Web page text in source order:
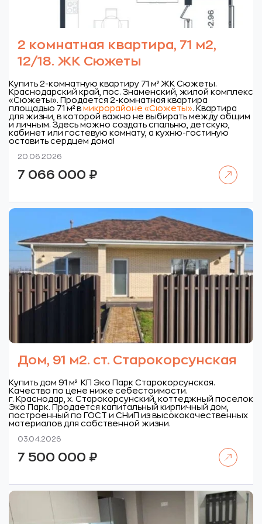
2 комнатная квартира, 71 м2,
12/18. ЖК Сюжеты
Купить 2-комнатную квартиру 71 м² ЖК Сюжеты.
Краснодарский край, пос. Знаменский, жилой комплекс
«Сюжеты». Продается 2-комнатная квартира
площадью 71 м² в микрорайоне «Сюжеты». Квартира
для жизни, в которой важно не выбирать между общим
и личным. Здесь можно создать спальню, детскую,
кабинет или гостевую комнату, а кухню-гостиную
оставить сердцем дома!
20.06.2026
7 066 000 ₽
Дом, 91 м2. ст. Старокорсунская
Купить дом 91 м² КП Эко Парк Старокорсунская.
Качество по цене ниже себестоимости.
г. Краснодар, х. Старокорсунский, коттеджный поселок
Эко Парк. Продается капитальный кирпичный дом,
построенный по ГОСТ и СНиП из высококачественных
материалов для собственной жизни.
03.04.2026
7 500 000 ₽